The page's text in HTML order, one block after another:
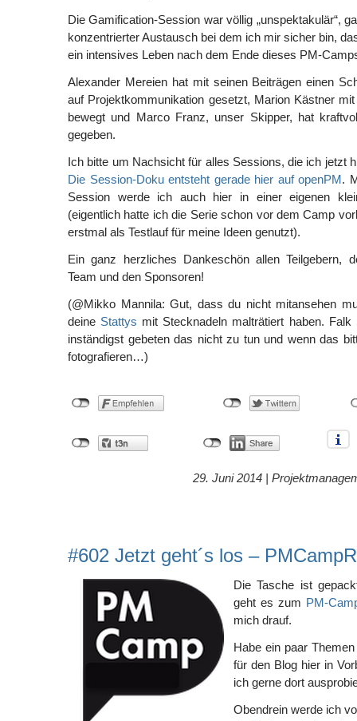
Die Gamification-Session war völlig „unspektakulär“,
konzentrierter Austausch bei dem ich mir sicher bin,
ein intensives Leben nach dem Ende dieses PM-
Alexander Mereien hat mit seinen Beiträgen einen
auf Projektkommunikation gesetzt, Marion Kästner
bewegt und Marco Franz, unser Skipper, hat
gegeben.
Ich bitte um Nachsicht für alles Sessions, die ich jetzt
Die Session-Doku entsteht gerade hier auf openPM.
Session werde ich auch hier in einer eigenen
(eigentlich hatte ich die Serie schon vor dem Camp
erstmal als Testlauf für meine Ideen genutzt).
Ein ganz herzliches Dankeschön allen Teilgebern,
Team und den Sponsoren!
(@Mikko Mannila: Gut, dass du nicht mitansehen
deine Stattys mit Stecknadeln malträtiert haben.
inständigst gebeten das nicht zu tun und wenn das
fotografieren…)
29. Juni 2014 |
#602 Jetzt geht´s los –
Die Tasche ist
geht es zum PM-
mich drauf.
Habe ein paar
für den Blog hier in
ich gerne dort
Obendrein werde ich